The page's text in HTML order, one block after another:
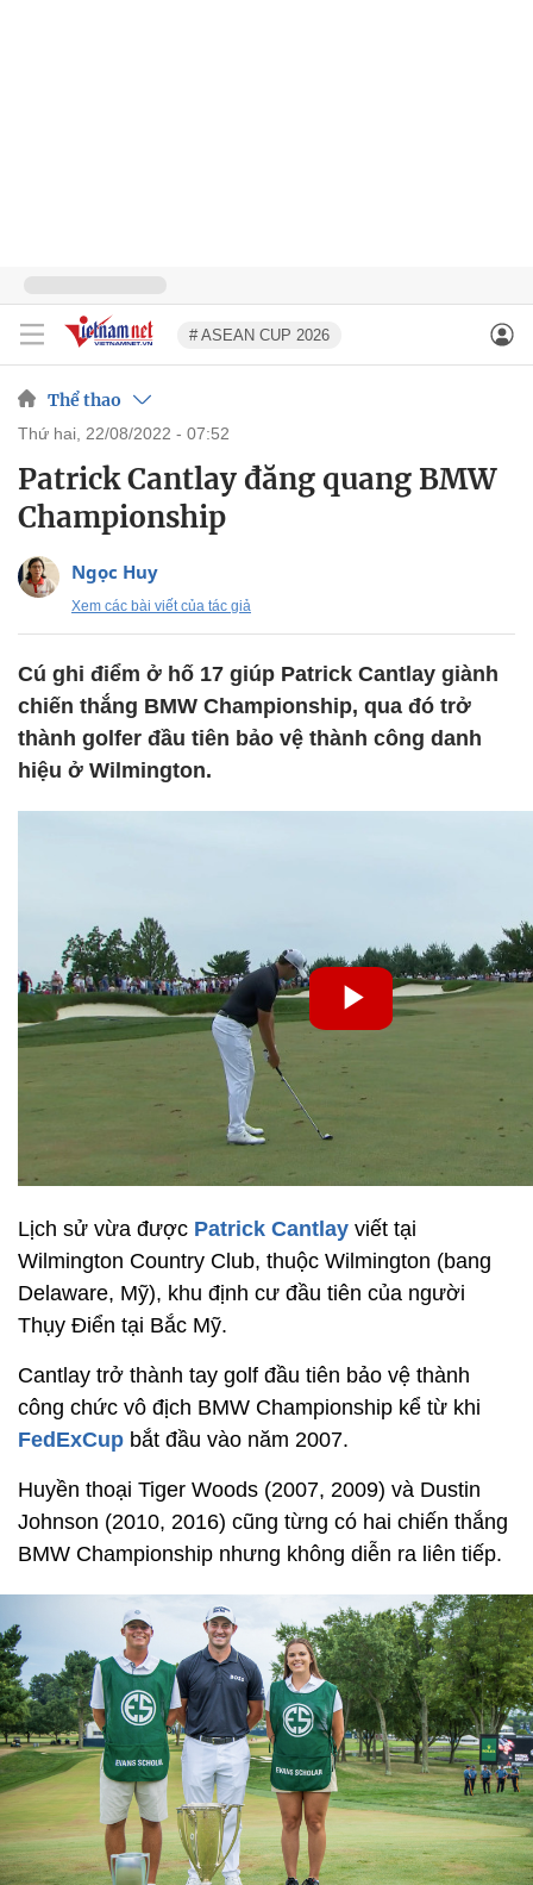
# ASEAN CUP 2026
Thể thao
thứ hai, 22/08/2022 - 07:52
Patrick Cantlay đăng quang BMW
Championship
Ngọc Huy
Xem các bài viết của tác giả
Cú ghi điểm ở hố 17 giúp Patrick Cantlay giành
chiến thắng BMW Championship, qua đó trở
thành golfer đầu tiên bảo vệ thành công danh
hiệu ở Wilmington.
Lịch sử vừa được Patrick Cantlay viết tại
Wilmington Country Club, thuộc Wilmington (bang
Delaware, Mỹ), khu định cư đầu tiên của người
Thụy Điển tại Bắc Mỹ.
Cantlay trở thành tay golf đầu tiên bảo vệ thành
công chức vô địch BMW Championship kể từ khi
FedExCup bắt đầu vào năm 2007.
Huyền thoại Tiger Woods (2007, 2009) và Dustin
Johnson (2010, 2016) cũng từng có hai chiến thắng
BMW Championship nhưng không diễn ra liên tiếp.